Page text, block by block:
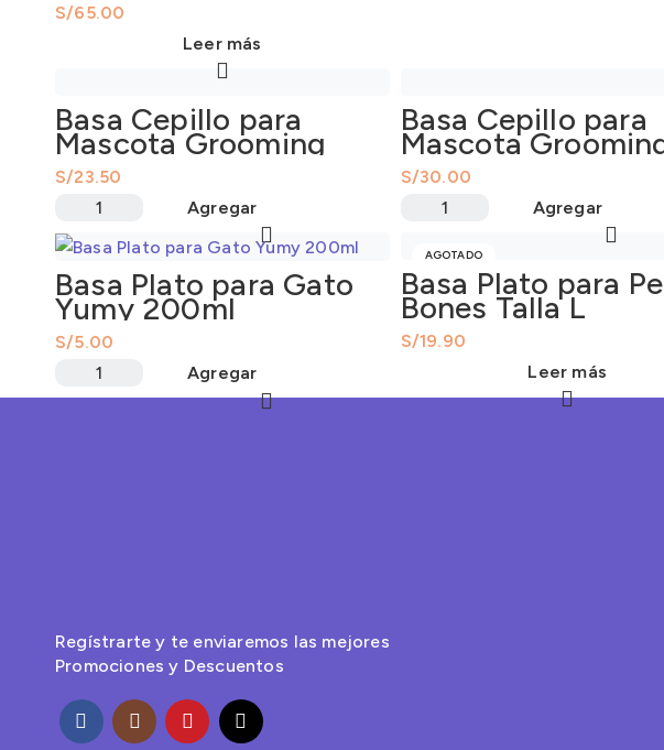
S/
Leer más
Basa Cepillo para
Mascota Grooming
S/
Agregar
Basa Cepillo para
Mascota
360°
S/
Agregar
Basa Plato para Gato
Yumy 200ml
S/
Agregar
AGOTADO
Basa Plato para
Bones Talla L
S/
Leer más
Regístrarte y te enviaremos las mejores
Promociones y Descuentos